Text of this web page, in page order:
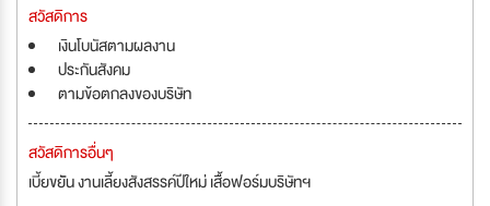
สวัสดิการ
เงินโบนัสตามผลงาน
ประกันสังคม
ตามข้อตกลงของบริษัท
สวัสดิการอื่นๆ
เบี้ยขยััน งานเลี้ยงสังสรรค์ปีใหม่ เสื้อฟอร์มบริษัทฯ